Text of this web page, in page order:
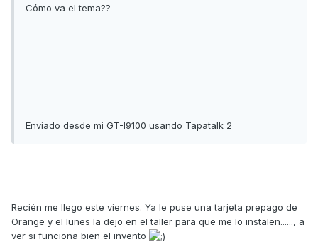
Cómo va el tema??
Enviado desde mi GT-I9100 usando Tapatalk 2
Recién me llego este viernes. Ya le puse una tarjeta prepago de
Orange y el lunes la dejo en el taller para que me lo instalen......, a
ver si funciona bien el invento